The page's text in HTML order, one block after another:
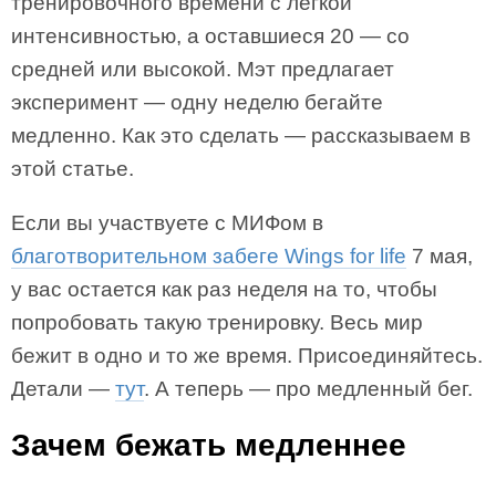
интенсивностью, а оставшиеся 20 — со
средней или высокой. Мэт предлагает
эксперимент — одну неделю бегайте
медленно. Как это сделать — рассказываем в
этой статье.
Если вы участвуете с МИФом в
благотворительном забеге Wings for life 7 мая,
у вас остается как раз неделя на то, чтобы
попробовать такую тренировку. Весь мир
бежит в одно и то же время. Присоединяйтесь.
Детали — тут. А теперь — про медленный бег.
Зачем бежать медленнее